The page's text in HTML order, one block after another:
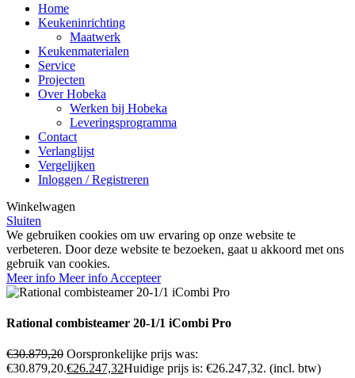
Home
Keukeninrichting
Maatwerk
Keukenmaterialen
Service
Projecten
Over Hobeka
Werken bij Hobeka
Leveringsprogramma
Contact
Verlanglijst
Vergelijken
Inloggen / Registreren
Winkelwagen
Sluiten
We gebruiken cookies om uw ervaring op onze website te
verbeteren. Door deze website te bezoeken, gaat u akkoord met ons
gebruik van cookies.
Meer info Meer info Accepteer
Rational combisteamer 20-1/1 iCombi Pro
€30.879,20 Oorspronkelijke prijs was:
€30.879,20.€26.247,32Huidige prijs is: €26.247,32. (incl. btw)